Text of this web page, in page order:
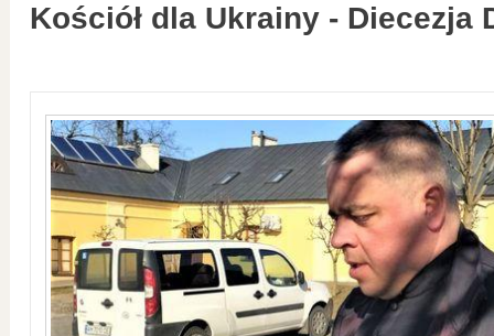
Kościół dla Ukrainy - Diecezja